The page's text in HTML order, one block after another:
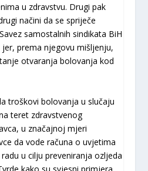
u zdravstvu. Drugi pak
načini da se spriječe
samostalnih sindikata BiH
prema njegovu mišljenju,
otvaranja bolovanja kod
troškovi bolovanja u slučaju
teret zdravstvenog
u značajnoj mjeri
da vode računa o uvjetima
u cilju preveniranja ozljeda